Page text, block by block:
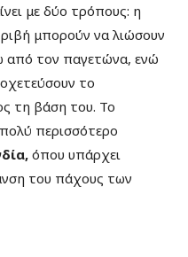
με δύο τρόπους: η
μπορούν να λιώσουν
τον παγετώνα, ενώ
το
τη βάση του. Το
πολύ περισσότερο
όπου υπάρχει
του πάχους των